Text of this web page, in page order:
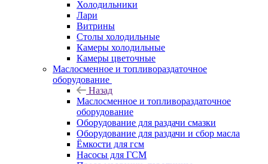
Холодильники
Лари
Витрины
Столы холодильные
Камеры холодильные
Камеры цветочные
Маслосменное и топливораздаточное
оборудование
Назад
Маслосменное и топливораздаточное
оборудование
Оборудование для раздачи смазки
Оборудование для раздачи и сбор масла
Ёмкости для гсм
Насосы для ГСМ